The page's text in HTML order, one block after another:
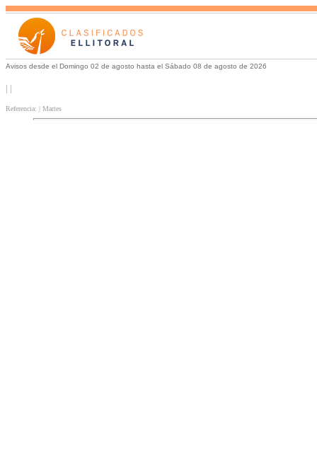
Avisos desde el Domingo 02 de agosto hasta el Sábado 08 de agosto de 2026
| |
Referencia: | Martes